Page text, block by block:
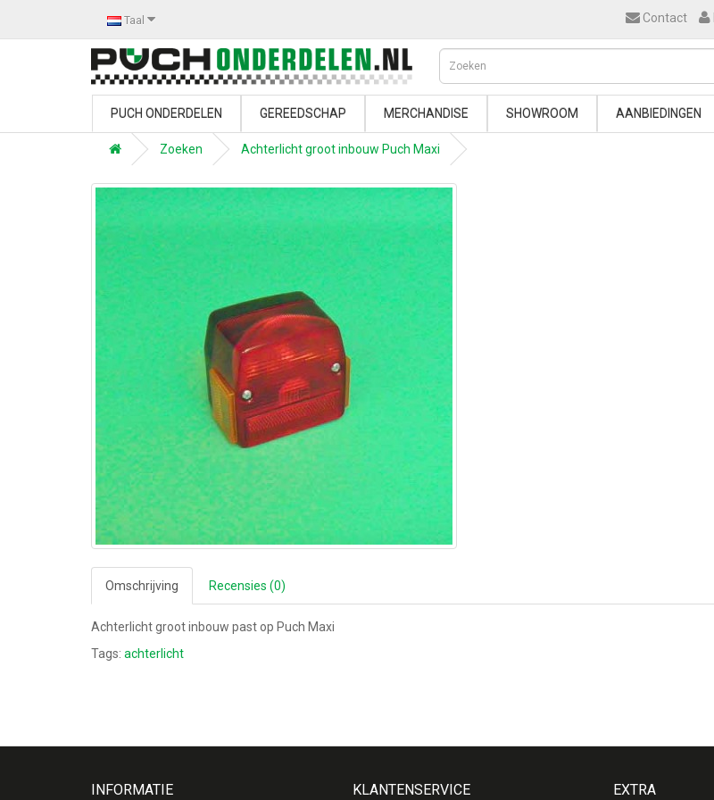
Taal Contact
PUCH ONDERDELEN GEREEDSCHAP MERCHANDISE SHOWROOM AANBIEDINGEN
Zoeken Achterlicht groot inbouw Puch Maxi
Omschrijving Recensies (0)
Achterlicht groot inbouw past op Puch Maxi
Tags: achterlicht
INFORMATIE KLANTENSERVICE EXTRA